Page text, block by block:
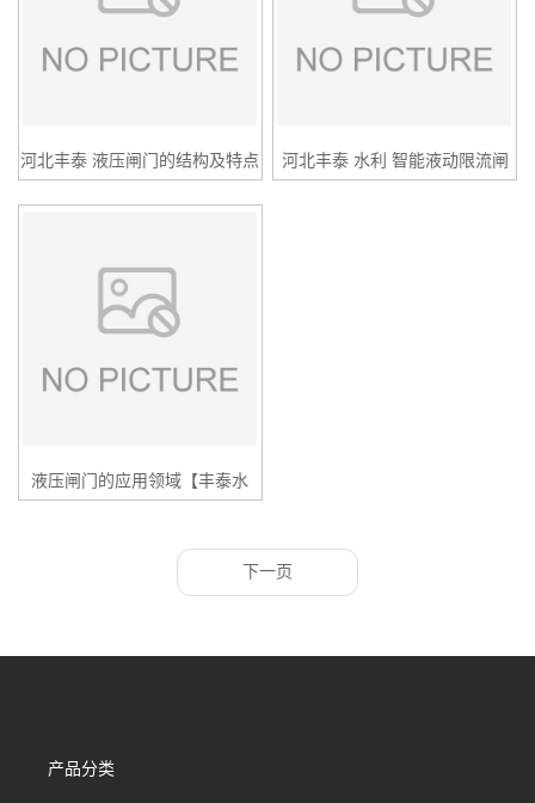
河北丰泰 液压闸门的结构及特点
河北丰泰 水利 智能液动限流闸
液压闸门的应用领域【丰泰水
下一页
产品分类